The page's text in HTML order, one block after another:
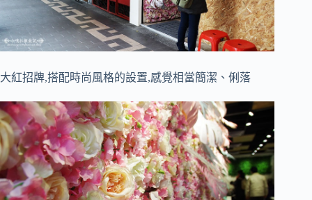
大紅招牌,搭配時尚風格的設置,感覺相當簡潔、俐落